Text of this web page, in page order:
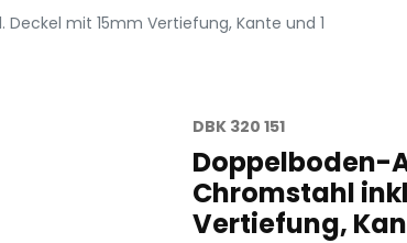
Deckel mit 15mm Vertiefung, Kante und 1
DBK 320 151
Doppelboden-
Chromstahl
Vertiefung,